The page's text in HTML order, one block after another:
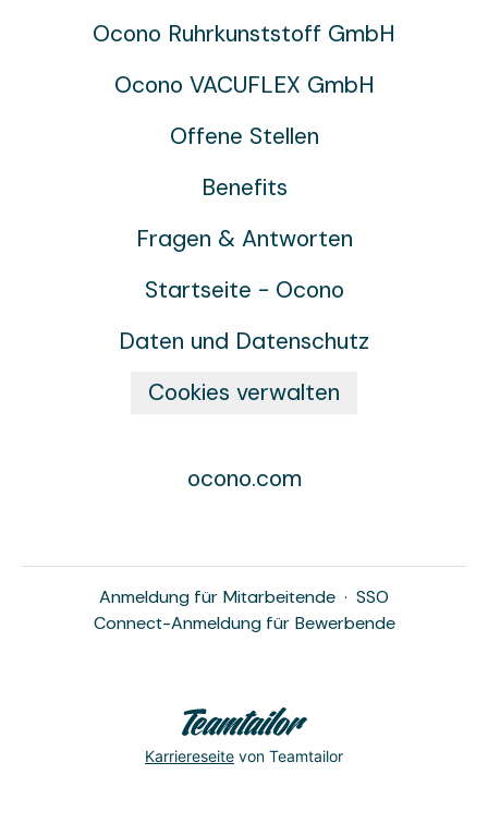
Ocono Ruhrkunststoff GmbH
Ocono VACUFLEX GmbH
Offene Stellen
Benefits
Fragen & Antworten
Startseite - Ocono
Daten und Datenschutz
Cookies verwalten
ocono.com
Anmeldung für Mitarbeitende · SSO
Connect-Anmeldung für Bewerbende
Karriereseite von Teamtailor